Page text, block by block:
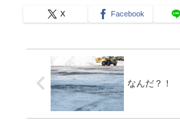
X Facebook
なんだ？！